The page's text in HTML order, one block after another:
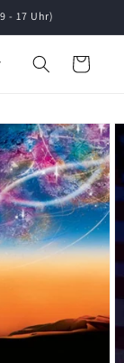
- 17 Uhr)
Warenkorb